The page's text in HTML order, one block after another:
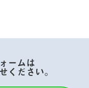
ームは
ください。